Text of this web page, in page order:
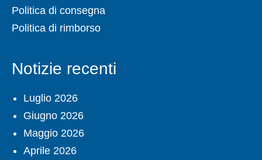
Politica di consegna
Politica di rimborso
Notizie recenti
Luglio 2026
Giugno 2026
Maggio 2026
Aprile 2026